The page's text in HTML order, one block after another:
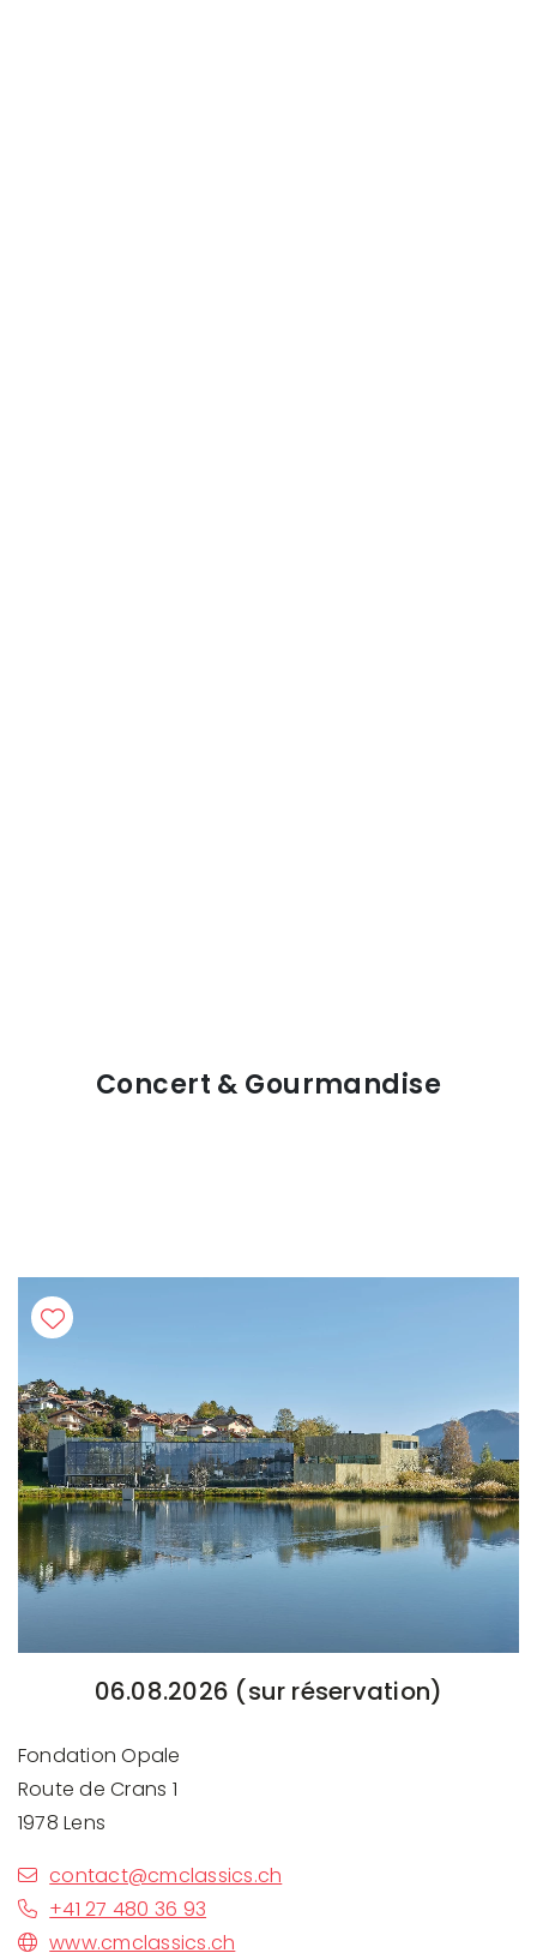
Concert & Gourmandise
06.08.2026 (sur réservation)
Fondation Opale
Route de Crans 1
1978 Lens
contact@cmclassics.ch
+41 27 480 36 93
www.cmclassics.ch